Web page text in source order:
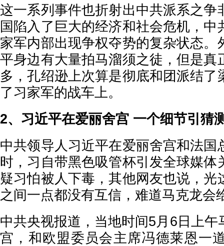
这一系列事件也折射出中共派系之争
国陷入了巨大的经济和社会危机，中
家军内部出现争权夺势的复杂状态。
平身边有大量拍马溜须之徒，但是真
多，孔绍逊上次算是彻底和团派结了
了习家军的战车上。
2、习近平在爱丽舍宫 一个细节引猜
中共领导人习近平在爱丽舍宫和法国
时，习自带黑色吸管杯引发全球媒体
疑习怕被人下毒，其他网友也说，光
之间一点都没有互信，难道马克龙会
中共央视报道，当地时间5月6日上午
宫，和欧盟委员会主席冯德莱恩一